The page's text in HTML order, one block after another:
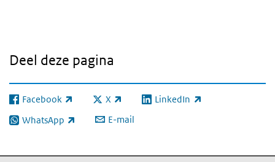
Deel deze pagina
Facebook
(externe link) X
(externe link) LinkedIn
(externe link)
WhatsApp
(externe link) E-mail